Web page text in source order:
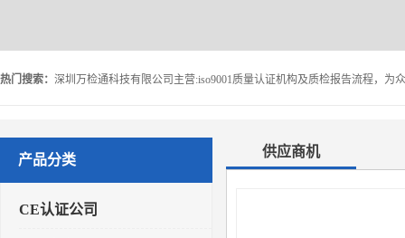
热门搜索：
产品分类
CE认证公司
供应商机